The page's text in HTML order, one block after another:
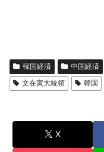
韓国経済 中国経済
文在寅大統領
韓国
X